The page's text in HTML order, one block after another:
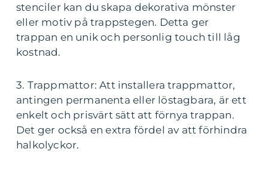
stenciler kan du skapa dekorativa mönster
eller motiv på trappstegen. Detta ger
trappan en unik och personlig touch till låg
kostnad.
3. Trappmattor: Att installera trappmattor,
antingen permanenta eller löstagbara, är ett
enkelt och prisvärt sätt att förnya trappan.
Det ger också en extra fördel av att förhindra
halkolyckor.